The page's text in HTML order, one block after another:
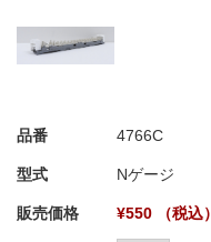
品番 4766C
型式 Nゲージ
販売価格 ¥550 （税込）